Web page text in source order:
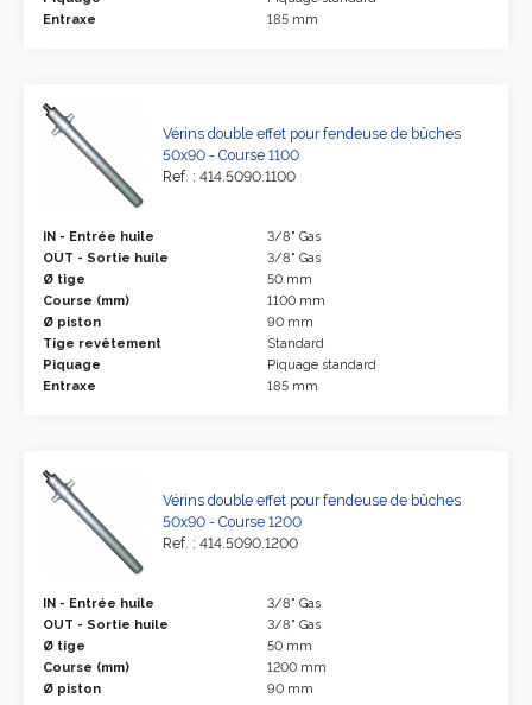
Entraxe
185 mm
Vérins double effet pour fendeuse de bûches
50x90 - Course 1100
Ref. : 414.5090.1100
IN - Entrée huile
3/8" Gas
OUT - Sortie huile
3/8" Gas
Ø tige
50 mm
Course (mm)
1100 mm
Ø piston
90 mm
Tige revêtement
Standard
Piquage
Piquage standard
Entraxe
185 mm
Vérins double effet pour fendeuse de bûches
50x90 - Course 1200
Ref. : 414.5090.1200
IN - Entrée huile
3/8" Gas
OUT - Sortie huile
3/8" Gas
Ø tige
50 mm
Course (mm)
1200 mm
Ø piston
90 mm